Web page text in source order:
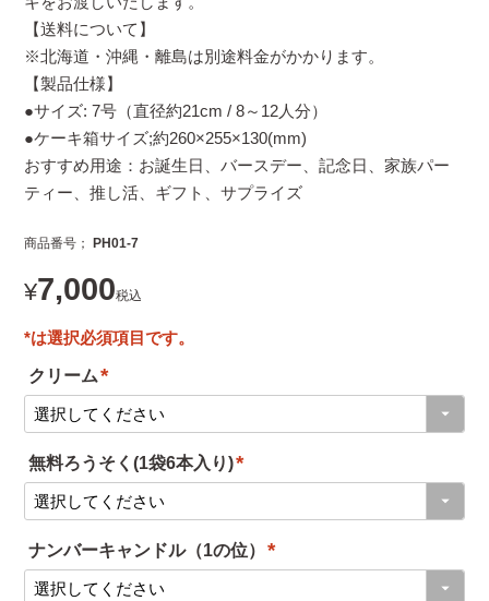
【送料について】
※北海道・沖縄・離島は別途料金がかかります。
【製品仕様】
●サイズ: 7号（直径約21cm / 8～12人分）
●ケーキ箱サイズ;約260×255×130(mm)
おすすめ用途：お誕生日、バースデー、記念日、家族パー
ティー、推し活、ギフト、サプライズ
商品番号 PH01-7
¥7,000税込
クリーム
(
必
須
)
無料ろうそく(1袋6本入り)
必
須
ナンバーキャンドル（1の位）